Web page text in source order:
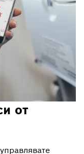
от
управлявате